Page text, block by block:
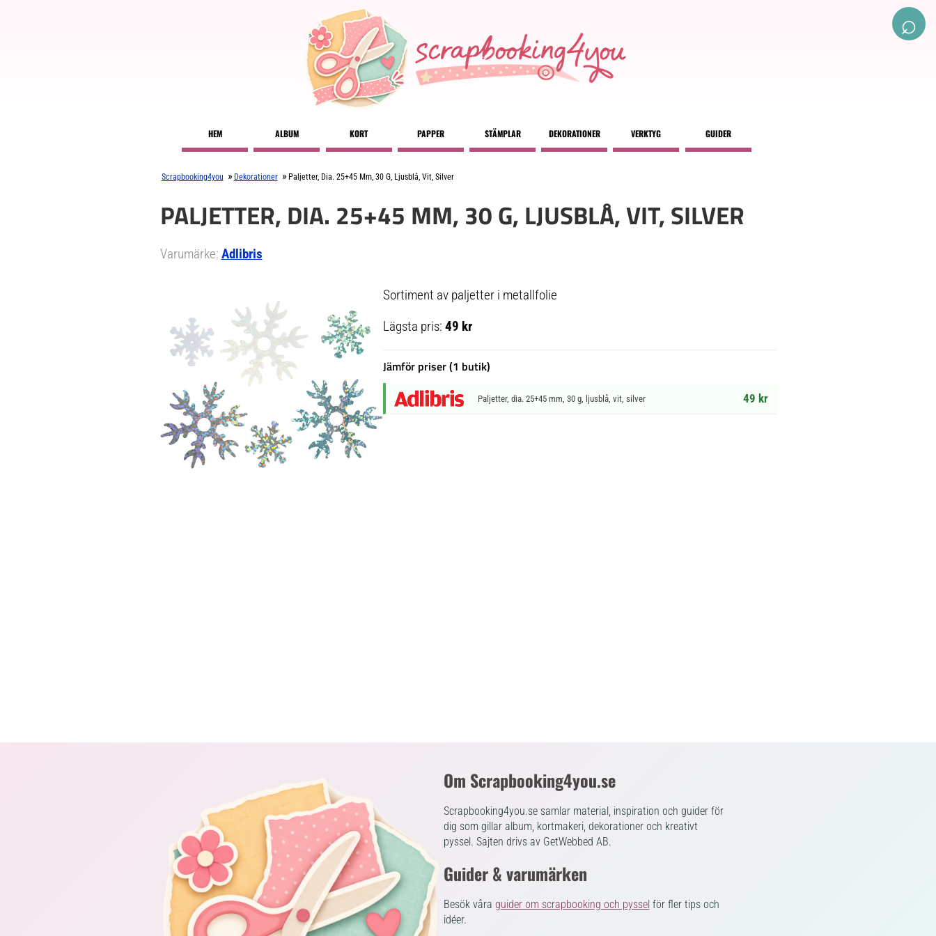
⌕
HEM ALBUM KORT PAPPER STÄMPLAR DEKORATIONER VERKTYG GUIDER
Scrapbooking4you » Dekorationer » Paljetter, Dia. 25+45 Mm, 30 G, Ljusblå, Vit, Silver
PALJETTER, DIA. 25+45 MM, 30 G, LJUSBLÅ, VIT, SILVER
Varumärke: Adlibris
Sortiment av paljetter i metallfolie
Lägsta pris: 49 kr
Jämför priser (1 butik)
Paljetter, dia. 25+45 mm, 30 g, ljusblå, vit, silver 49 kr
Om Scrapbooking4you.se
Scrapbooking4you.se samlar material, inspiration och guider för
dig som gillar album, kortmakeri, dekorationer och kreativt
pyssel. Sajten drivs av GetWebbed AB.
Guider & varumärken
Besök våra guider om scrapbooking och pyssel för fler tips och
idéer.